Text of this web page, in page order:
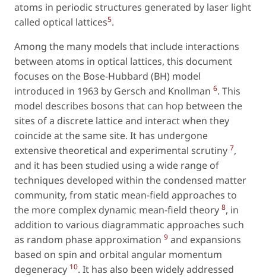
atoms in periodic structures generated by laser light
called optical lattices5.
Among the many models that include interactions
between atoms in optical lattices, this document
focuses on the Bose-Hubbard (BH) model
introduced in 1963 by Gersch and Knollman 6. This
model describes bosons that can hop between the
sites of a discrete lattice and interact when they
coincide at the same site. It has undergone
extensive theoretical and experimental scrutiny 7,
and it has been studied using a wide range of
techniques developed within the condensed matter
community, from static mean-field approaches to
the more complex dynamic mean-field theory 8, in
addition to various diagrammatic approaches such
as random phase approximation 9 and expansions
based on spin and orbital angular momentum
degeneracy 10. It has also been widely addressed